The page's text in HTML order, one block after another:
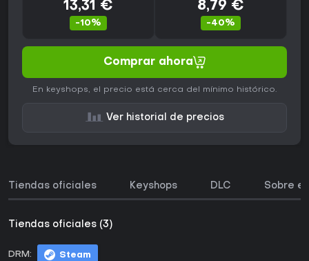
13,31 €
-10%
8,79 €
-40%
Comprar ahora
En keyshops, el precio está cerca del mínimo histórico.
Ver historial de precios
Tiendas oficiales Keyshops DLC Sobre
Tiendas oficiales (3)
DRM: Steam